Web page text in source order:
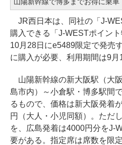
JR西日本は、同社の「J-
購入できる「J-WESTポイン
10月28日にe5489限定で発売
に購入が必要、利用期間は9月
山陽新幹線の新大阪駅（大
島市内）～小倉駅・博多駅間
るもので、価格は新大阪発着
円（大人・小児同額）。ただ
を、広島発着は4000円分をJ-
要がある。指定席は席数を限